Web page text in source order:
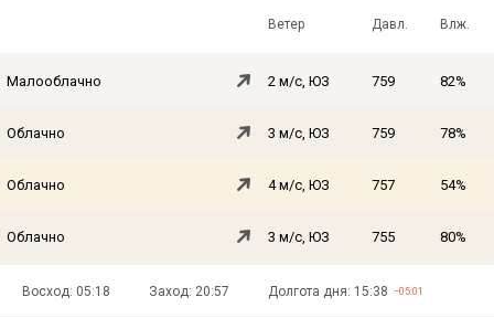
Ветер Давл. Влж.
Малооблачно 2 м/с, ЮЗ 759 82%
Облачно 3 м/с, ЮЗ 759 78%
Облачно 4 м/с, ЮЗ 757 54%
Облачно 3 м/с, ЮЗ 755 80%
Восход: 05:18 Заход: 20:57 Долгота дня: 15:38 −05:01